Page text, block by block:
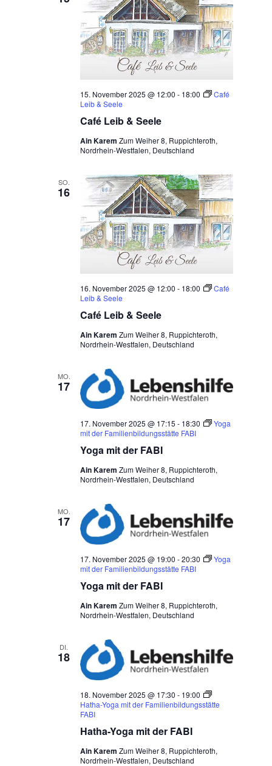
Café Leib & Seele
15. November 2025 @ 12:00 - 18:00
Café
Leib & Seele
Ain KaremZum Weiher 8, Ruppichteroth,
Nordrhein-Westfalen, Deutschland
SO.
16
Café Leib & Seele
16. November 2025 @ 12:00 - 18:00
Café
Leib & Seele
Ain KaremZum Weiher 8, Ruppichteroth,
Nordrhein-Westfalen, Deutschland
MO.
17
Yoga mit der FABI
17. November 2025 @ 17:15 - 18:30
Yoga
mit der Familienbildungsstätte FABI
Ain KaremZum Weiher 8, Ruppichteroth,
Nordrhein-Westfalen, Deutschland
MO.
17
Yoga mit der FABI
17. November 2025 @ 19:00 -20:30
Yoga
mit der Familienbildungsstätte FABI
Ain KaremZum Weiher 8, Ruppichteroth,
Nordrhein-Westfalen, Deutschland
DI.
18
Hatha-Yoga mit der FABI
18. November 2025 @ 17:30 - 19:00
Hatha-Yoga mit der Familienbildungsstätte
FABI
Ain KaremZum Weiher 8, Ruppichteroth,
Nordrhein-Westfalen, Deutschland